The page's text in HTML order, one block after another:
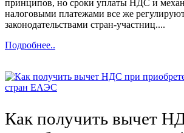
принципов, но сроки уплаты НДС и
налоговыми платежами все же
законодательствами стран-участниц....
Подробнее..
Как получить вычет